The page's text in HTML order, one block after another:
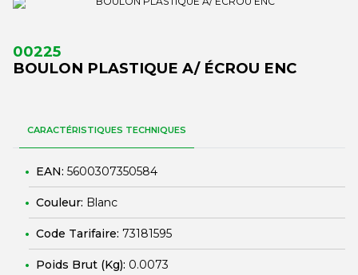
00225
BOULON PLASTIQUE A/ ÉCROU ENC
CARACTÉRISTIQUES TECHNIQUES
EAN: 5600307350584
Couleur: Blanc
Code Tarifaire: 73181595
Poids Brut (Kg): 0.0073